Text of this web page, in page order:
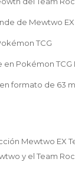
de Mewtwo
TCG
Pokémon TCG
formato de 63
Mewtwo EX
y el Team